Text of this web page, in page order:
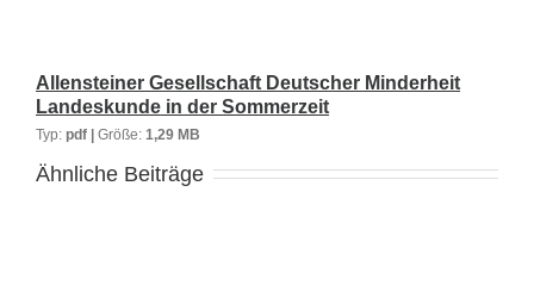
Allensteiner Gesellschaft Deutscher Minderheit
Landeskunde in der Sommerzeit
Typ: pdf | Größe: 1,29 MB
Ähnliche Beiträge